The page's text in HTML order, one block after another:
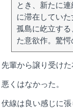
とき、新たに
に滞在してい
孤島に屹立す
た意欲作。驚愕
先輩から譲り受けた
悪くはなかった。
伏線は良い感じに張